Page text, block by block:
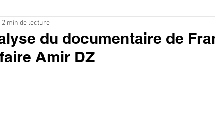
du documentaire de
Amir DZ
2 min de lecture